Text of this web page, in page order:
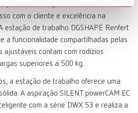
compartilhados:
com o cliente e excelência na
estação de trabalho DGSHAPE Renfert
a funcionalidade compartilhadas pelas
ajustáveis contam com rodízios
superiores a 500 kg.
a estação de trabalho oferece uma
A aspiração SILENT powerCAM EC
com a série DWX 53 e realiza a